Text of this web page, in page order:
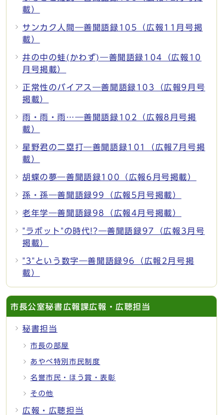
載）
サンカク人間―善聞語録105（広報11月号掲
載）
井の中の蛙(かわず)―善聞語録104（広報10
月号掲載）
正常性のバイアス―善聞語録103（広報9月号
掲載）
雨・雨・雨…―善聞語録102（広報8月号掲
載）
星野君の二塁打―善聞語録101（広報7月号掲
載）
胡蝶の夢―善聞語録100（広報6月号掲載）
孫・孫―善聞語録99（広報5月号掲載）
老年学―善聞語録98（広報4月号掲載）
"ラボット"の時代!?―善聞語録97（広報3月号
掲載）
"3"という数字―善聞語録96（広報2月号掲
載）
市長公室秘書広報課広報・広聴担当
秘書担当
市長の部屋
あやべ特別市民制度
名誉市民・ほう賞・表彰
その他
広報・広聴担当